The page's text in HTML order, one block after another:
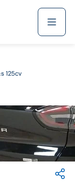
125cv